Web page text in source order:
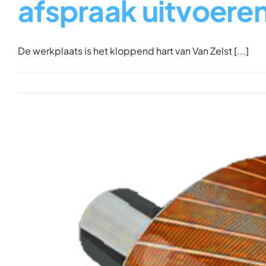
afspraak
De werkplaats is het kloppend hart van Van Zelst [...]